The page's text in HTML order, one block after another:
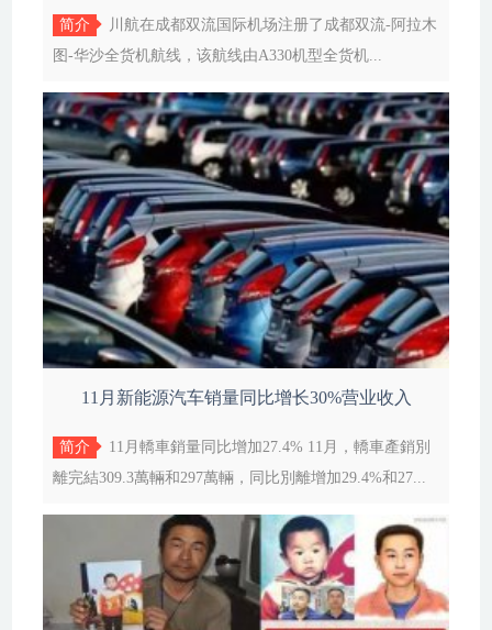
简介
川航在成都双流国际机场注册了成都双流-阿拉木
图-华沙全货机航线，该航线由A330机型全货机...
11月新能源汽车销量同比增长30%营业收入
简介
11月轎車銷量同比增加27.4% 11月，轎車產銷別
離完結309.3萬輛和297萬輛，同比別離增加29.4%和27...